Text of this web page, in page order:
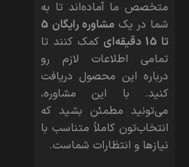
متخصص ما آماده‌اند تا به
شما در یک
مشاوره رایگان 5
تا 15 دقیقه‌ای
کمک کنند تا
تمامی اطلاعات لازم رو
درباره این محصول دریافت
کنید. با این مشاوره،
می‌تونید مطمئن بشید که
انتخاب‌تون کاملاً متناسب با
نیازها و انتظارات شماست.